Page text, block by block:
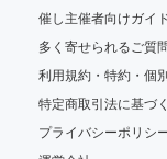
催し主催者向けガイ
多く寄せられるご質
利用規約・特約・個
特定商取引法に基づ
プライバシーポリシ